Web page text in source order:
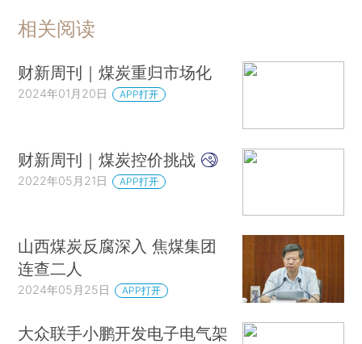
相关阅读
财新周刊｜煤炭重归市场化
2024年01月20日 APP打开
财新周刊｜煤炭控价挑战
2022年05月21日 APP打开
山西煤炭反腐深入 焦煤集团
连查二人
2024年05月25日 APP打开
大众联手小鹏开发电子电气架